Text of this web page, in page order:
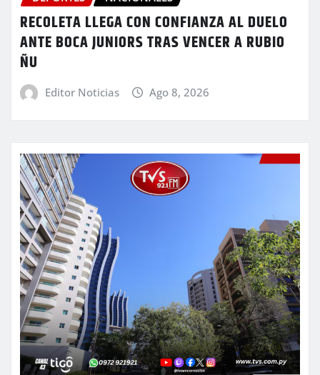
RECOLETA LLEGA CON CONFIANZA AL DUELO
ANTE BOCA JUNIORS TRAS VENCER A RUBIO
ÑU
Editor Noticias Ago 8, 2026